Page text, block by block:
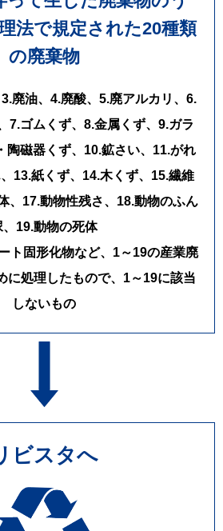
法で規定された20種類
の廃棄物
廃油、4.廃酸、5.廃アルカリ、6.
7.ゴムくず、8.金属くず、9.ガラ
陶磁器くず、10.鉱さい、11.がれ
13.紙くず、14.木くず、15.繊維
、17.動物性残さ、18.動物のふん
、19.動物の死体
ト固形化物など、1～19の産業廃
に処理したもので、1～19に該当
しないもの
ビスタへ